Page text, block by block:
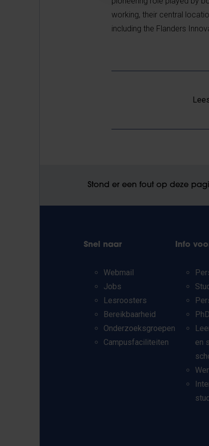
working, their central
including the Flanders
Stond er een fout op deze
Snel naar
Webmail
Jobs
Lesroosters
Bereikbaarheid
Onderzoeksgroepen
Campusfaciliteiten
Info
en